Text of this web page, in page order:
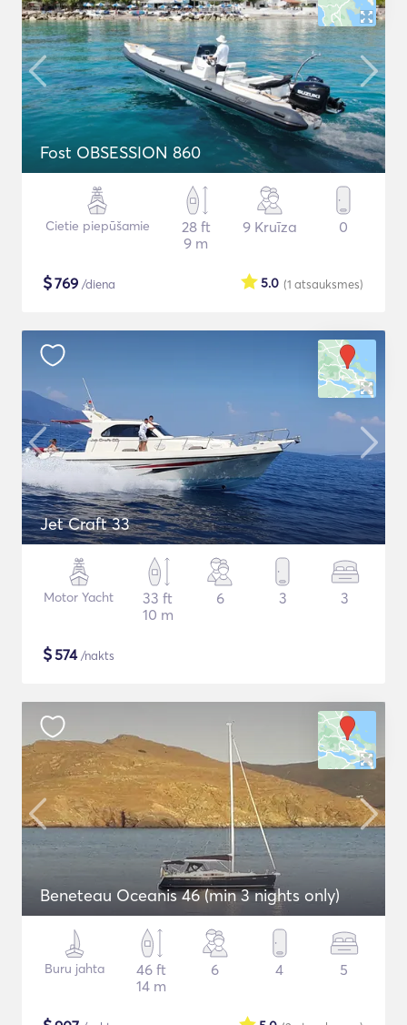
Fost OBSESSION 860
Cietie piepūšamie
28 ft
9 m
9 Kruīza 0
$769 /diena (1 atsauksmes)
5.0
Jet Craft 33
Motor Yacht
33 ft
10 m
6 3 3
$574/nakts
Beneteau Oceanis 46 (min 3 nights only)
Buru jahta
46 ft
14 m
6 4 5